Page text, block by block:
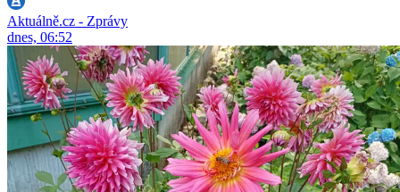
Aktuálně.cz - Zprávy
dnes, 06:52